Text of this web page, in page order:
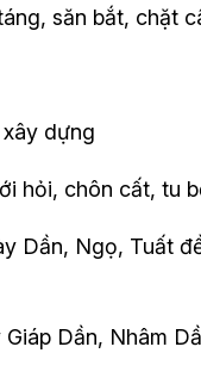
săn bắt, chặt
dựng
hỏi, chôn cất, tu
Dần, Ngọ, Tuất
Dần, Nhâm